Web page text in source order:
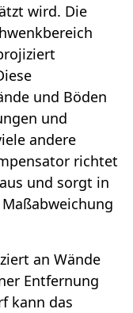
wird. Die
und Böden
und
andere
richtet
und sorgt in
an Wände
Entfernung
kann das